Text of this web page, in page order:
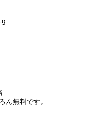
ん無料です。